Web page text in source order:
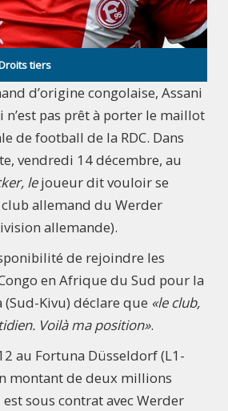
tiers
d’origine congolaise, Assani
pas prêt à porter le maillot
de football de la RDC. Dans
vendredi 14 décembre, au
lejoueurdit vouloir se
allemand du Werder
allemande).
de rejoindre les
en Afrique du Sud pour la
(Sud-Kivu) déclare que «le club,
Voilà ma position».
au Fortuna Düsseldorf (L1-
montant de deux millions
sous contrat avec Werder